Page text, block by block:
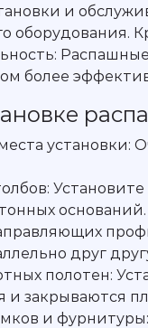
и
оборудования.
более
установки:
оснований.
друг
полотен:
и закрываются
и